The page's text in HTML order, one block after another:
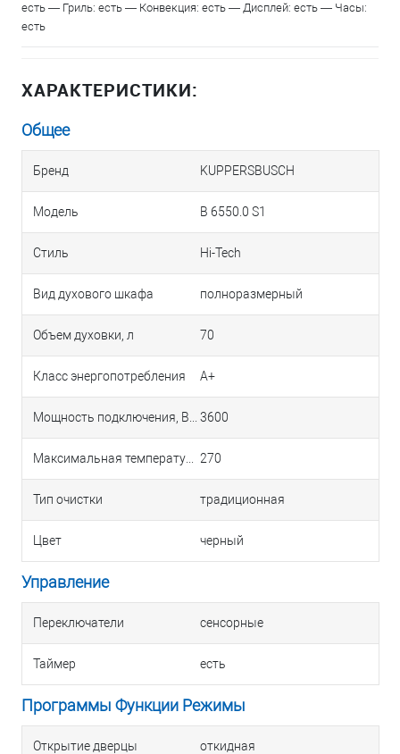
есть — Гриль: есть — Конвекция: есть — Дисплей: есть — Часы:
есть
ХАРАКТЕРИСТИКИ:
Общее
Бренд KUPPERSBUSCH
Модель B 6550.0 S1
Стиль Hi-Tech
Вид духового шкафа полноразмерный
Объем духовки, л 70
Класс энергопотребления A+
3600
270
Тип очистки традиционная
Цвет черный
Управление
Переключатели сенсорные
Таймер есть
Программы Функции Режимы
Открытие дверцы откидная